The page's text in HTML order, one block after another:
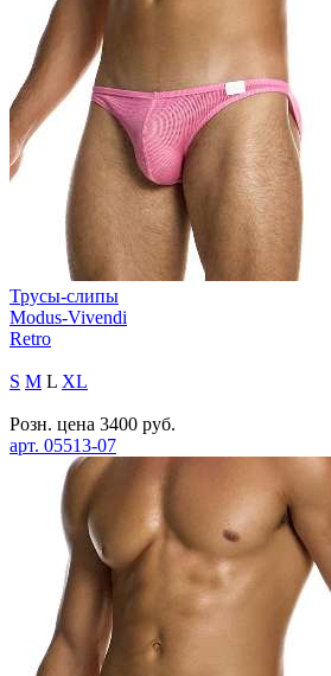
Трусы-слипы
Modus-Vivendi
Retro
S M L XL
Розн. цена 3400 руб.
арт. 05513-07